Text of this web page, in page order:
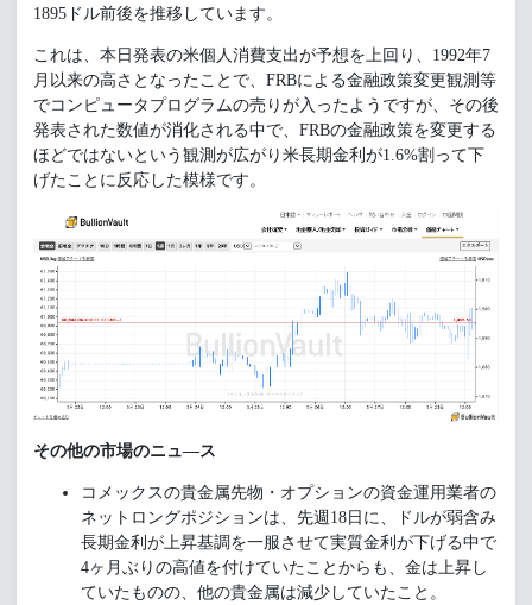
1895ドル前後を推移しています。
これは、本日発表の米個人消費支出が予想を上回り、1992年7
月以来の高さとなったことで、FRBによる金融政策変更観測等
でコンピュータプログラムの売りが入ったようですが、その後
発表された数値が消化される中で、FRBの金融政策を変更する
ほどではないという観測が広がり米長期金利が1.6%割って下
げたことに反応した模様です。
その他の市場のニュ―ス
コメックスの貴金属先物・オプションの資金運用業者の
ネットロングポジションは、先週18日に、ドルが弱含み
長期金利が上昇基調を一服させて実質金利が下げる中で
4ヶ月ぶりの高値を付けていたことからも、金は上昇し
ていたものの、他の貴金属は減少していたこと。